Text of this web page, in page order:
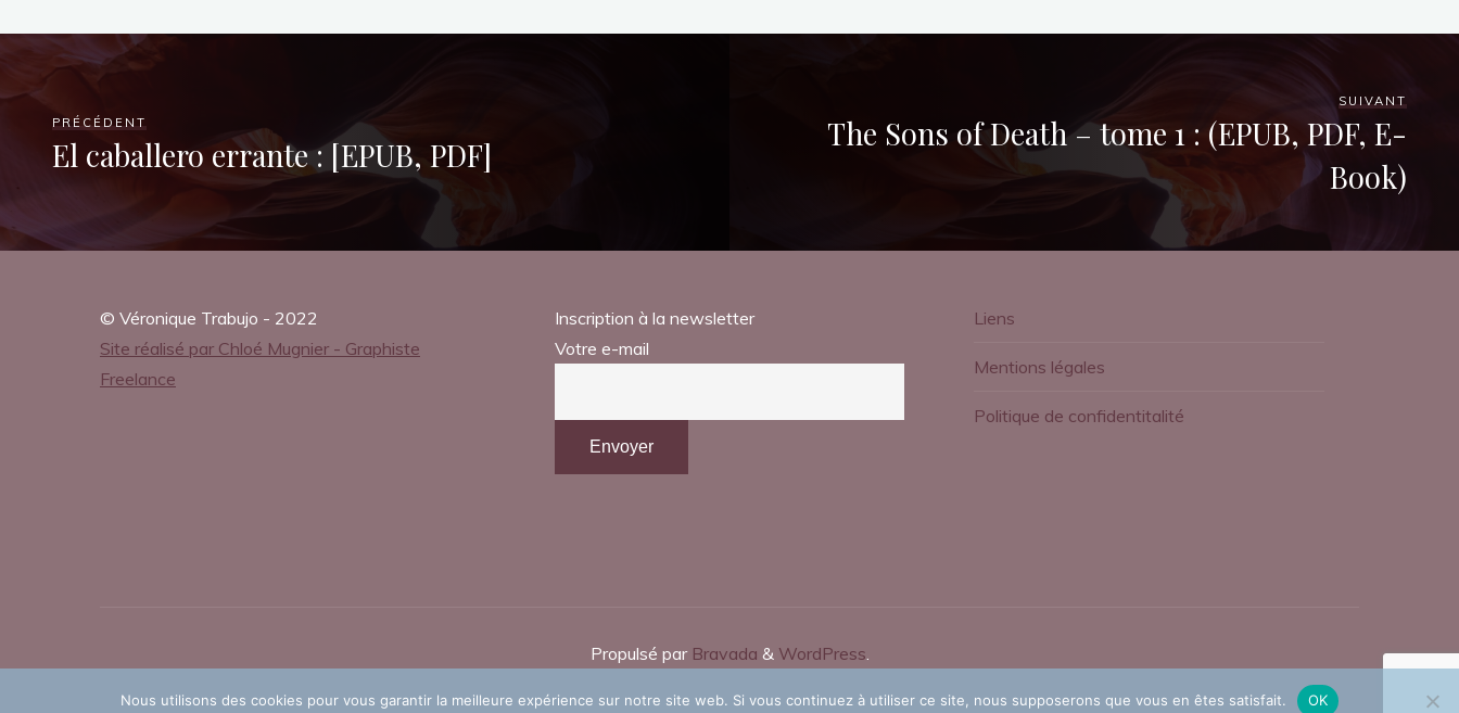
P
U
B
F
PRÉCÉDENT
El caballero errante : [EPUB, PDF]
SUIVANT
The Sons of Death – tome 1 : (EPUB, PDF, E-
Book)
© Véronique Trabujo - 2022
Site réalisé par Chloé Mugnier - Graphiste
Freelance
Inscription à la newsletter
Votre e-mail
Liens
Mentions légales
Politique de confidentitalité
Propulsé parBravada & WordPress.
Nous utilisons des cookies pour vous garantir la meilleure expérience sur notre site web. Si vous continuez à utiliser ce site, nous supposerons que vous en êtes satisfait. OK